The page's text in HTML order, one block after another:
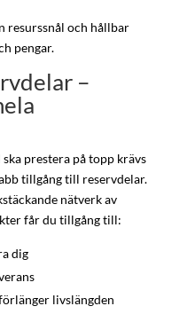
resurssnål och hållbar
pengar.
–
prestera på topp krävs
tillgång till reservdelar.
nätverk av
får du tillgång till:
dig
livslängden